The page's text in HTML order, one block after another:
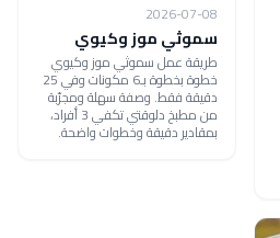
2026-07-08
سموثي موز وكيوي
طريقة عمل سموثي موز وكيوي
خطوة بخطوة بـ6 مكونات وفي 25
دقيقة فقط. وصفة سهلة ومجرّبة
من مطبخ دلوقتي تكفي 3 أفراد،
بمقادير دقيقة وخطوات واضحة.